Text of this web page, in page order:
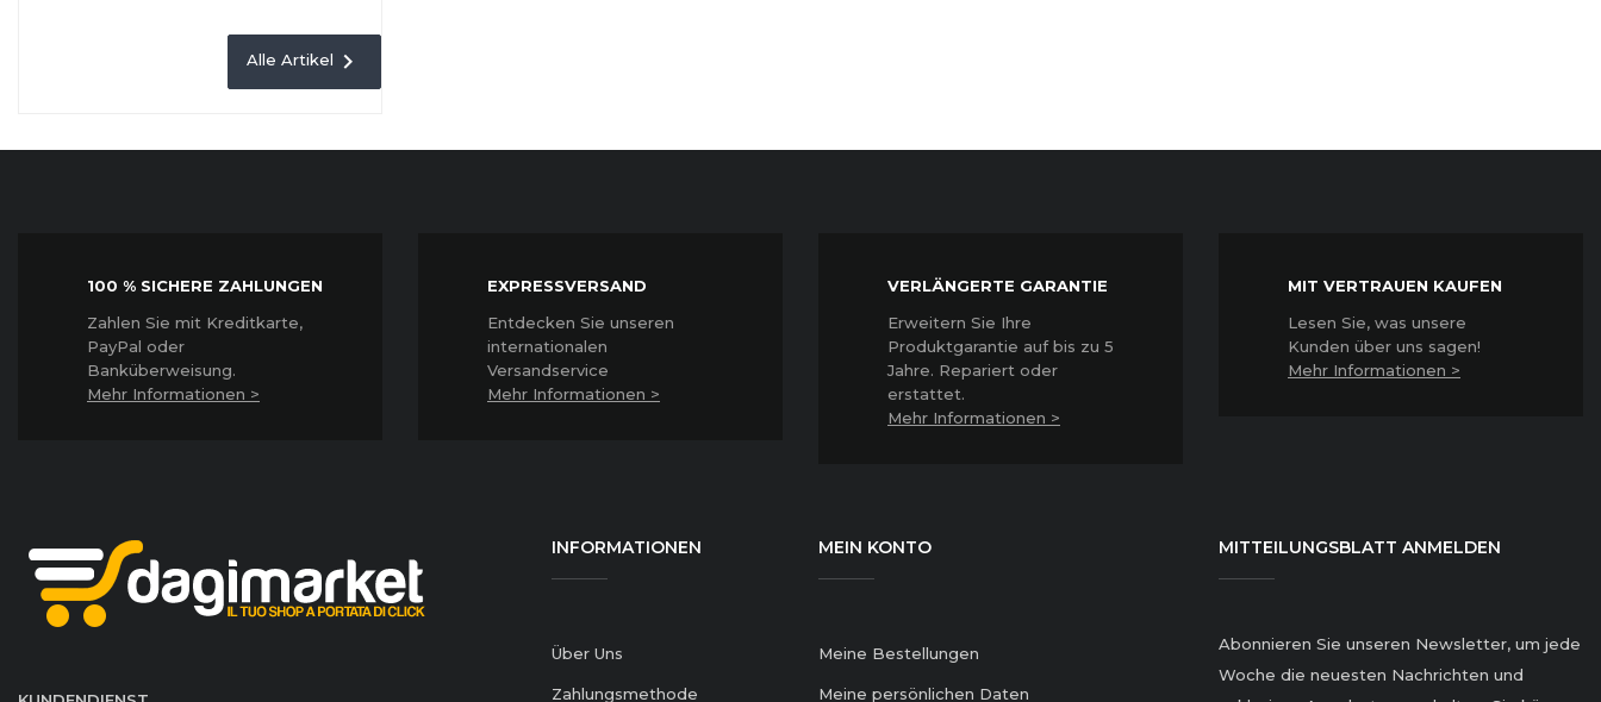
Alle Artikel 
100 % SICHERE ZAHLUNGEN
Zahlen Sie mit Kreditkarte,
PayPal oder
Banküberweisung.
Mehr Informationen >
EXPRESSVERSAND
Entdecken Sie unseren
internationalen
Versandservice
Mehr Informationen >
VERLÄNGERTE GARANTIE
Erweitern Sie Ihre
Produktgarantie auf bis zu 5
Jahre. Repariert oder
erstattet.
Mehr Informationen >
MIT VERTRAUEN KAUFEN
Lesen Sie, was unsere
Kunden über uns sagen!
Mehr Informationen >
INFORMATIONEN
Über Uns
Zahlungsmethode
MEIN KONTO
Meine Bestellungen
Meine persönlichen Daten
MITTEILUNGSBLATT ANMELDEN
Abonnieren Sie unseren Newsletter, um jede
Woche die neuesten Nachrichten und